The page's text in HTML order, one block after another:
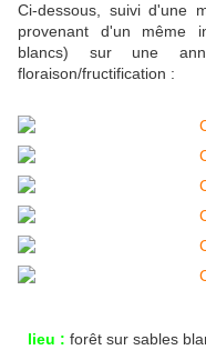
Ci-dessous, suivi d'une
provenant d'un même
blancs) sur une
floraison/fructification :
lieu : forêt sur sables